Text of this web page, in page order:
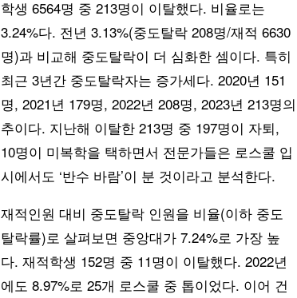
학생 6564명 중 213명이 이탈했다. 비율로는
3.24%다. 전년 3.13%(중도탈락 208명/재적 6630
명)과 비교해 중도탈락이 더 심화한 셈이다. 특히
최근 3년간 중도탈락자는 증가세다. 2020년 151
명, 2021년 179명, 2022년 208명, 2023년 213명의
추이다. 지난해 이탈한 213명 중 197명이 자퇴,
10명이 미복학을 택하면서 전문가들은 로스쿨 입
시에서도 ‘반수 바람’이 분 것이라고 분석한다.
재적인원 대비 중도탈락 인원을 비율(이하 중도
탈락률)로 살펴보면 중앙대가 7.24%로 가장 높
다. 재적학생 152명 중 11명이 이탈했다. 2022년
에도 8.97%로 25개 로스쿨 중 톱이었다. 이어 건